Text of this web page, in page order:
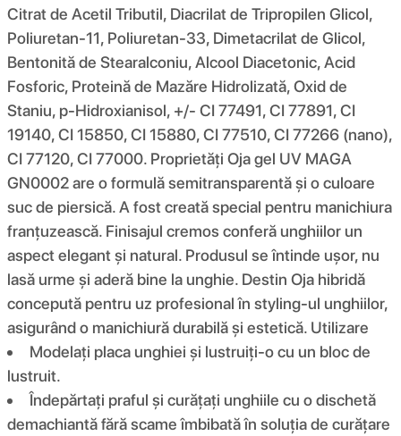
Citrat de Acetil Tributil, Diacrilat de Tripropilen Glicol,
Poliuretan-11, Poliuretan-33, Dimetacrilat de Glicol,
Bentonită de Stearalconiu, Alcool Diacetonic, Acid
Fosforic, Proteină de Mazăre Hidrolizată, Oxid de
Staniu, p-Hidroxianisol, +/- CI 77491, CI 77891, CI
19140, CI 15850, CI 15880, CI 77510, CI 77266 (nano),
CI 77120, CI 77000. Proprietăți Oja gel UV MAGA
GN0002 are o formulă semitransparentă și o culoare
suc de piersică. A fost creată special pentru manichiura
franțuzească. Finisajul cremos conferă unghiilor un
aspect elegant și natural. Produsul se întinde ușor, nu
lasă urme și aderă bine la unghie. Destin Oja hibridă
concepută pentru uz profesional în styling-ul unghiilor,
asigurând o manichiură durabilă și estetică. Utilizare
Modelați placa unghiei și lustruiți-o cu un bloc de
lustruit.
Îndepărtați praful și curățați unghiile cu o dischetă
demachiantă fără scame îmbibată în soluția de curățare